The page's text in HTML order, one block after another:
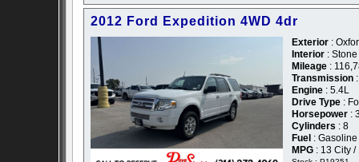
2012 Ford Expedition 4WD 4dr
Exterior :
Interior :
Mileage :
Transmission
Engine : 5.4L
Drive Type :
Horsepower :
Cylinders : 8
Fuel : Gasoline
MPG : 13 City /